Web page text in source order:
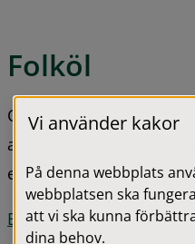
Folköl
Om du vill sälja eller
anmäla det till oss och
egenkontrollprogram.
Blankett för anmälan
Vi använder kakor
På denna webbplats
webbplatsen ska
att vi ska kunna
dina behov.